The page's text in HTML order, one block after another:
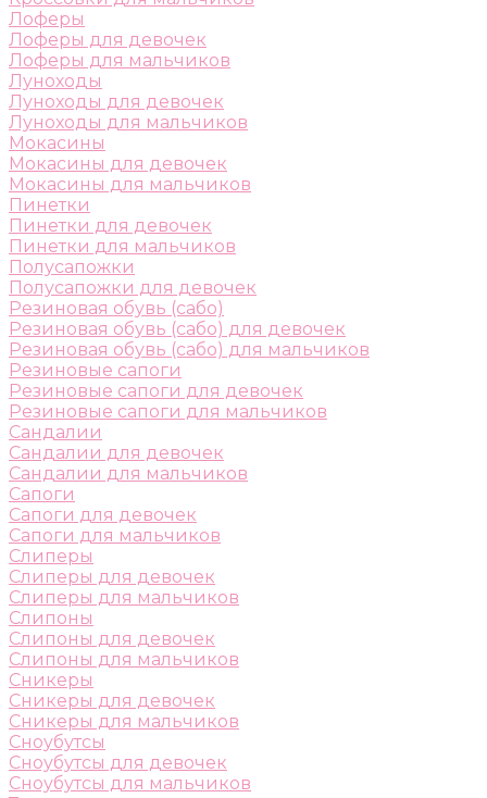
Лоферы
Лоферы для девочек
Лоферы для мальчиков
Луноходы
Луноходы для девочек
Луноходы для мальчиков
Мокасины
Мокасины для девочек
Мокасины для мальчиков
Пинетки
Пинетки для девочек
Пинетки для мальчиков
Полусапожки
Полусапожки для девочек
Резиновая обувь (сабо)
Резиновая обувь (сабо) для девочек
Резиновая обувь (сабо) для мальчиков
Резиновые сапоги
Резиновые сапоги для девочек
Резиновые сапоги для мальчиков
Сандалии
Сандалии для девочек
Сандалии для мальчиков
Сапоги
Сапоги для девочек
Сапоги для мальчиков
Слиперы
Слиперы для девочек
Слиперы для мальчиков
Слипоны
Слипоны для девочек
Слипоны для мальчиков
Сникеры
Сникеры для девочек
Сникеры для мальчиков
Сноубутсы
Сноубутсы для девочек
Сноубутсы для мальчиков